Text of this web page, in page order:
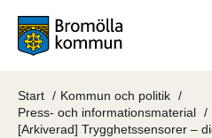
Start
Kommun och politik
Press- och informationsmaterial
[Arkiverad] Trygghetssensorer –